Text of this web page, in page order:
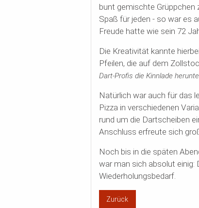
bunt gemischte Grüppchen
Spaß für jeden - so war es
Freude hatte wie sein 72
Die Kreativität kannte
Pfeilen, die auf dem
Dart-Profis die Kinnlade
Natürlich war auch für das
Pizza in verschiedenen
rund um die Dartscheiben
Anschluss erfreute sich
Noch bis in die späten
war man sich absolut einig:
Wiederholungsbedarf.
Zurück